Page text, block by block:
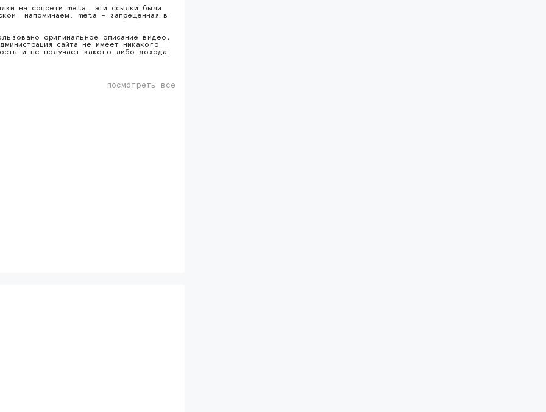
на соцсети meta. эти ссылки были
напоминаем: meta - запрещенная в
оригинальное описание видео,
сайта не имеет никакого
и не получает какого либо дохода.
посмотреть все